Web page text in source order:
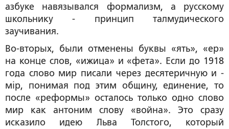
азбуке навязывался формализм, а русскому
школьнику - принцип талмудического
заучивания.
Во-вторых, были отменены буквы «ять», «ер»
на конце слов, «ижица» и «фета». Если до 1918
года слово мир писали через десятеричную и -
мiр, понимая под этим общину, единение, то
после «реформы» осталось только одно слово
мир как антоним слову «война». Это сразу
исказило идею Льва Толстого, который